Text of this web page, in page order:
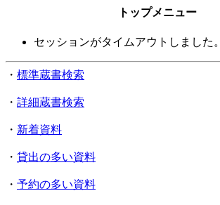
トップメニュー
セッションがタイムアウトしました。
・ 標準蔵書検索
・ 詳細蔵書検索
・ 新着資料
・ 貸出の多い資料
・ 予約の多い資料